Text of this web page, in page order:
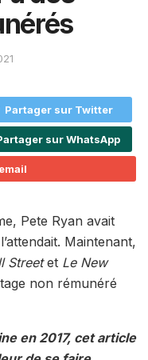
Partager sur Twitter
sur WhatsApp
Pete Ryan avait
Maintenant,
Streetet Le New
non rémunéré
en 2017, cet article